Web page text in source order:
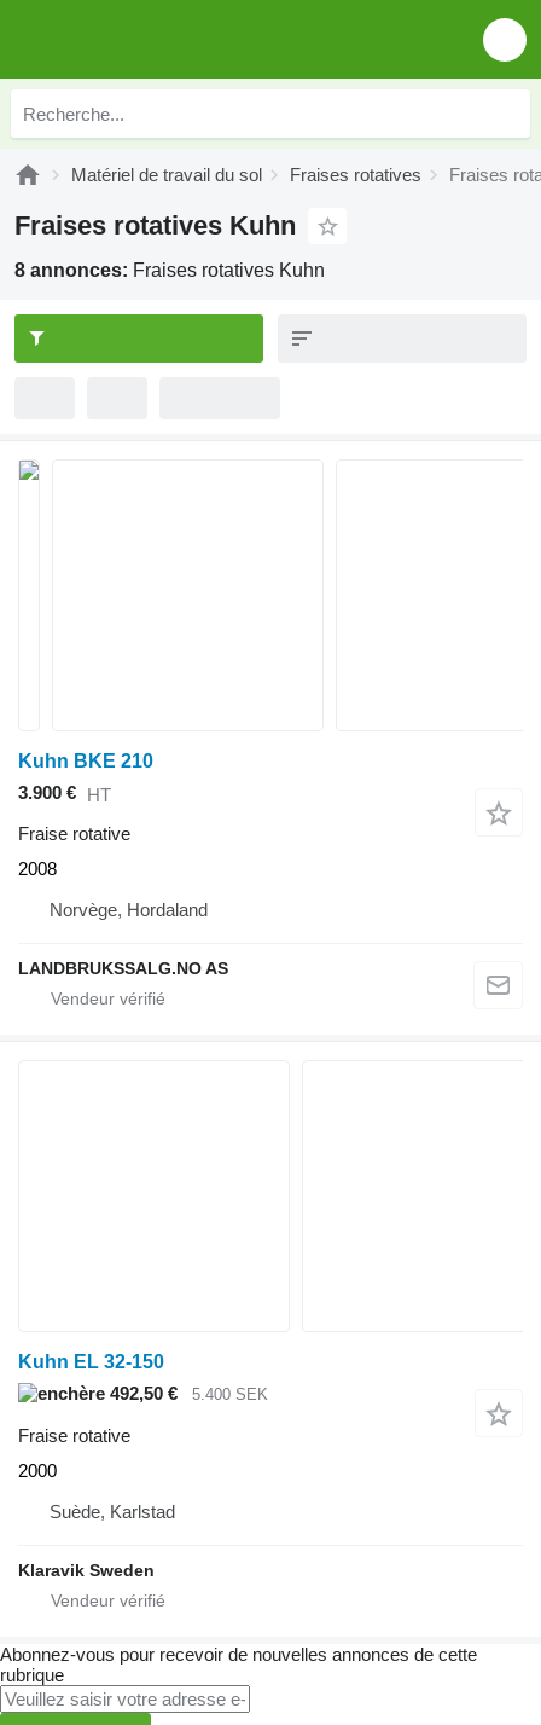
Matériel de travail du sol Fraises rotatives Fraises
Fraises rotatives Kuhn
8 annonces: Fraises rotatives Kuhn
Kuhn BKE 210
3.900 € HT
Fraise rotative
2008
Norvège, Hordaland
LANDBRUKSSALG.NO AS
Kuhn EL 32-150
492,50 €
5.400 SEK
Fraise rotative
2000
Suède, Karlstad
Klaravik Sweden
Abonnez-vous pour recevoir de nouvelles annonces de cette
rubrique